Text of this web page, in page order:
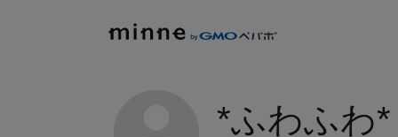
*ふわふわ*